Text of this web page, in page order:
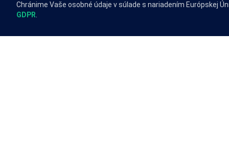
Chránime Vaše osobné údaje v súlade s nariadením Európskej
GDPR